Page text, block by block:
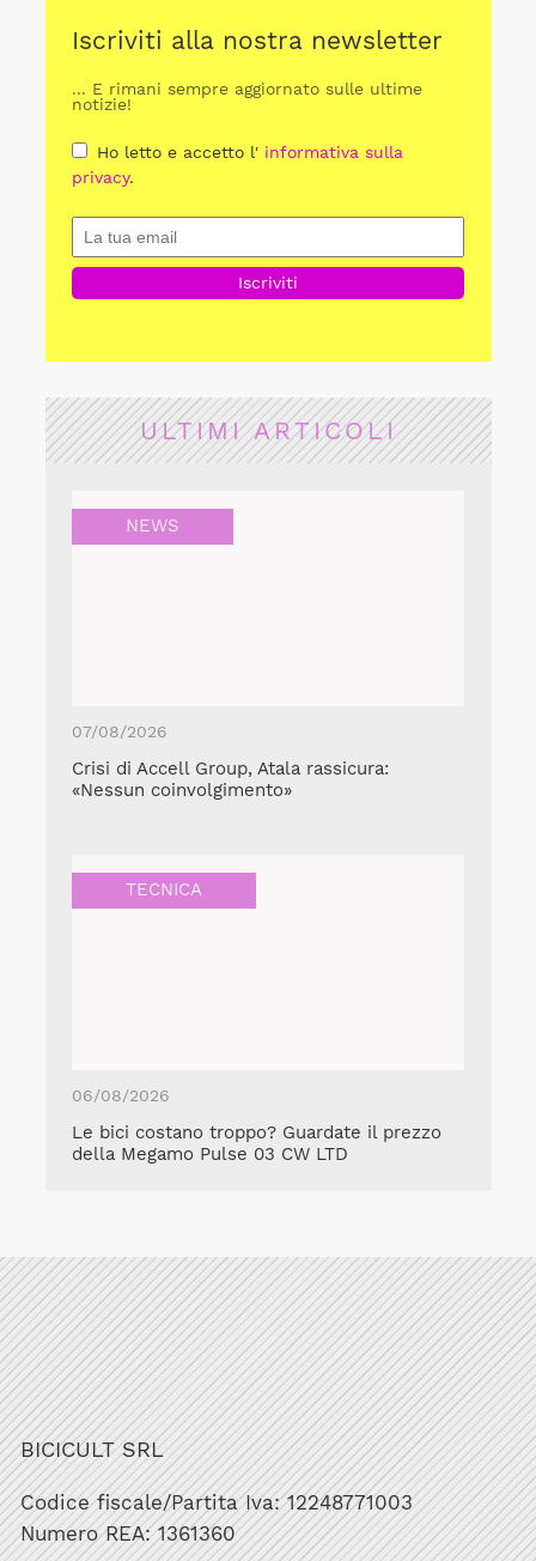
Iscriviti alla nostra newsletter
... E rimani sempre aggiornato sulle ultime
notizie!
Ho letto e accetto l' informativa sulla
privacy.
ULTIMI ARTICOLI
NEWS
07/08/2026
Crisi di Accell Group, Atala rassicura:
«Nessun coinvolgimento»
TECNICA
06/08/2026
Le bici costano troppo? Guardate il prezzo
della Megamo Pulse 03 CW LTD
BICICULT SRL
Codice fiscale/Partita Iva: 12248771003
Numero REA: 1361360